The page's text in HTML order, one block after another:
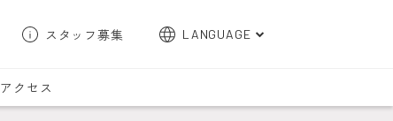
スタッフ募集 LANGUAGE
한국어
アクセス